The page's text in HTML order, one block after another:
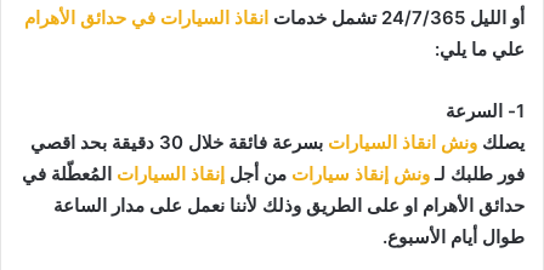
أو الليل 24/7/365 تشمل خدمات
انقاذ السيارات في حدائق الأهرام
علي ما يلي:
1- السرعة
يصلك ونش انقاذ السيارات
بسرعة فائقة خلال 30 دقيقة بحد اقصي
فور طلبك لـونش إنقاذ سيارات من أجل إنقاذ السيارات المُعطّلة في
حدائق الأهرام او على الطريق وذلك لأننا نعمل على مدار الساعة
طوال أيام الأسبوع.